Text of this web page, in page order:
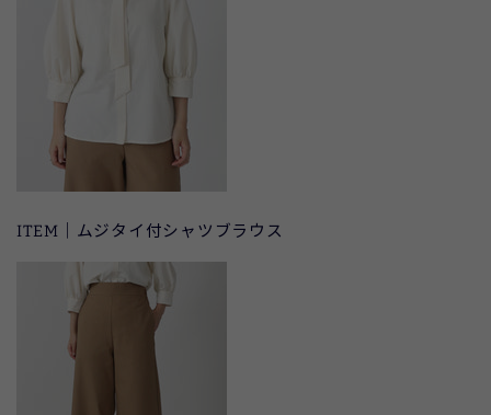
ITEM｜ムジタイ付シャツブラウス